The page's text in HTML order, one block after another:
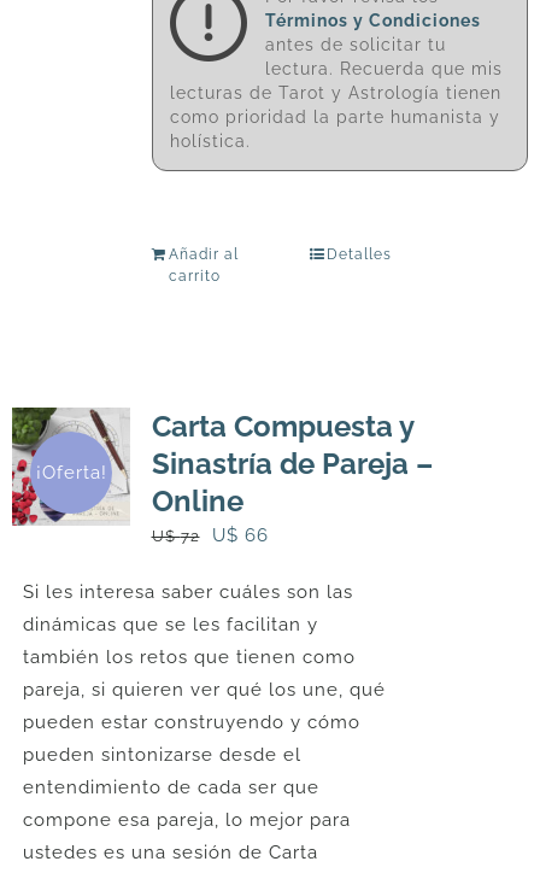
Términos y Condiciones
antes de solicitar tu
lectura. Recuerda que mis
lecturas de Tarot y Astrología tienen
como prioridad la parte humanista y
holística.
Añadir al
carrito
Detalles
¡Oferta!
Carta Compuesta y
Sinastría de Pareja –
Online
U$72
El
original
era:
U$
72.
U$ 66El
actual
es:
U$
66.
Si les interesa saber cuáles son las
dinámicas que se les facilitan y
también los retos que tienen como
pareja, si quieren ver qué los une, qué
pueden estar construyendo y cómo
pueden sintonizarse desde el
entendimiento de cada ser que
compone esa pareja, lo mejor para
ustedes es una sesión de Carta